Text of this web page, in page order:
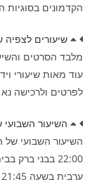
הקדמונים בסוגיות
שיעורים
מלבד הסרטים
עוד מאות שיעורי
לפרטים ולרכישה נא
השיעור השבועי
השיעור השבועי של
ערבית בשעה 21:45